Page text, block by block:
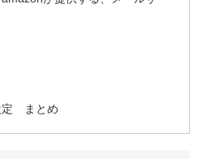
定 まとめ